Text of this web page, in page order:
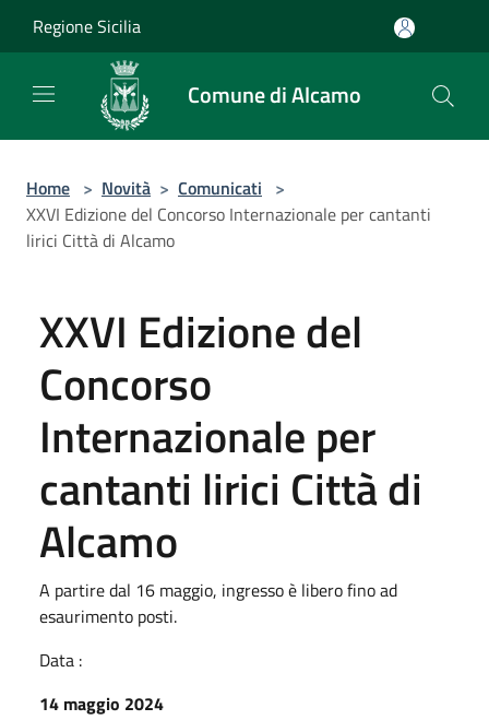
Regione Sicilia
Comune di Alcamo
Home > Novità > Comunicati >
XXVI Edizione del Concorso Internazionale per cantanti
lirici Città di Alcamo
XXVI Edizione del
Concorso
Internazionale per
cantanti lirici Città di
Alcamo
A partire dal 16 maggio, ingresso è libero fino ad
esaurimento posti.
Data :
14 maggio 2024